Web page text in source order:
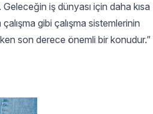
iş dünyası için daha kısa
gibi çalışma sistemlerinin
son derece önemli bir konudur.”